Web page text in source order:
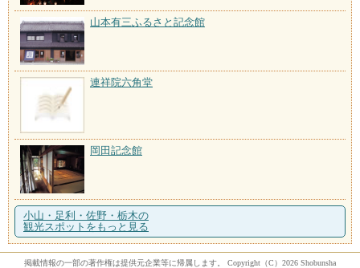
山本有三ふるさと記念館
連祥院六角堂
岡田記念館
小山・足利・佐野・栃木の
観光スポットをもっと見る
掲載情報の一部の著作権は提供元企業等に帰属します。 Copyright（C）2026 Shobunsha